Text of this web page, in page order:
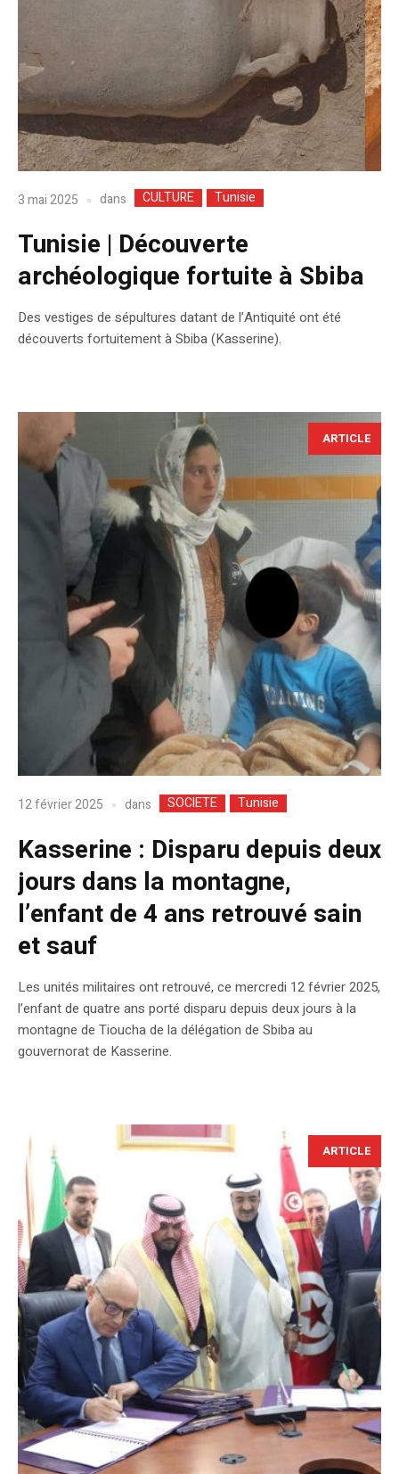
3 mai 2025 dans CULTURE Tunisie
Tunisie | Découverte
archéologique fortuite à Sbiba
Des vestiges de sépultures datant de l’Antiquité ont été
découverts fortuitement à Sbiba (Kasserine).
ARTICLE
12 février 2025 dans SOCIETE Tunisie
Kasserine : Disparu depuis deux
jours dans la montagne,
l’enfant de 4 ans retrouvé sain
et sauf
Les unités militaires ont retrouvé, ce mercredi 12 février 2025,
l’enfant de quatre ans porté disparu depuis deux jours à la
montagne de Tioucha de la délégation de Sbiba au
gouvernorat de Kasserine.
ARTICLE